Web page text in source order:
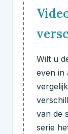
Wilt u
even in
van de
serie